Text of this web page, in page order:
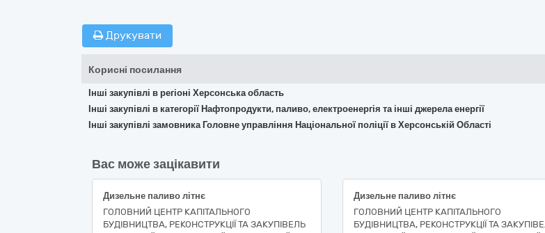
Друкувати
Корисні посилання
Інші закупівлі в регіоні Херсонська область
Інші закупівлі в категорії Нафтопродукти, паливо, електроенергія та інші джерела енергії
Інші закупівлі замовника Головне управління Національної поліції в Херсонській Області
Вас може зацікавити
Дизельне паливо літнє
ГОЛОВНИЙ ЦЕНТР КАПІТАЛЬНОГО
БУДІВНИЦТВА, РЕКОНСТРУКЦІЇ ТА ЗАКУПІВЕЛЬ
Дизельне паливо літнє
ГОЛОВНИЙ ЦЕНТР КАПІТАЛЬНОГО
БУДІВНИЦТВА, РЕКОНСТРУКЦІЇ ТА